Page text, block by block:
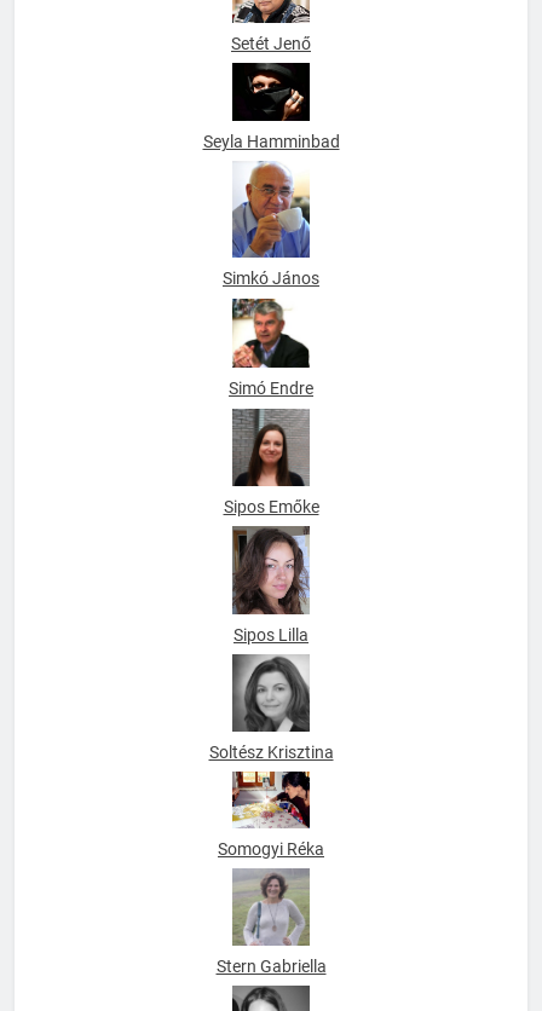
Setét Jenő
Seyla Hamminbad
Simkó János
Simó Endre
Sipos Emőke
Sipos Lilla
Soltész Krisztina
Somogyi Réka
Stern Gabriella